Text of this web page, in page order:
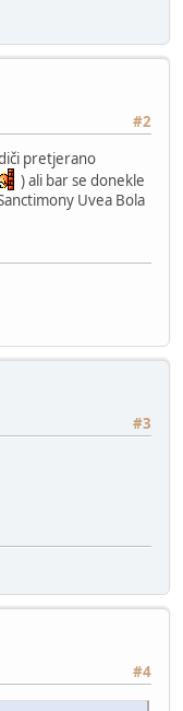
#2
pretjerano
) ali bar se donekle
Uvea Bola
#3
#4